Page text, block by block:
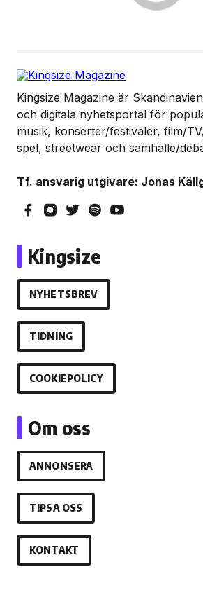
Kingsize Magazine är
och digitala nyhetsportal för
musik, konserter/festivaler, film/
spel, streetwear och samhälle/
Tf. ansvarig utgivare: Jonas
Kingsize
NYHETSBREV
TIDNING
COOKIEPOLICY
Om oss
ANNONSERA
TIPSA OSS
KONTAKT